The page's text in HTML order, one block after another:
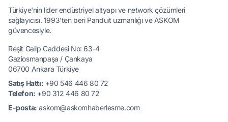
Türkiye'nin lider endüstriyel altyapı ve network çözümleri
sağlayıcısı. 1993'ten beri Panduit uzmanlığı ve ASKOM
güvencesiyle.
Reşit Galip Caddesi No: 63-4
Gaziosmanpaşa / Çankaya
06700 Ankara Türkiye
Satış Hattı: +90 546 446 80 72
Telefon: +90 312 446 80 72
E-posta: askom@askomhaberlesme.com